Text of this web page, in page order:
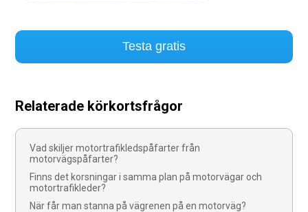
Testa gratis
Relaterade körkortsfrågor
Vad skiljer motortrafikledspåfarter från
motorvägspåfarter?
Finns det korsningar i samma plan på motorvägar och
motortrafikleder?
När får man stanna på vägrenen på en motorväg?